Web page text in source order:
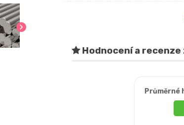
chevron_right
Hodnocení a recenze
Průměrné